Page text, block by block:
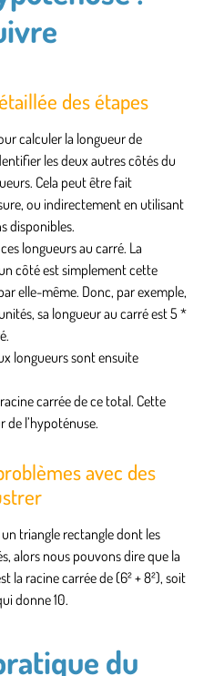
des étapes
calculer la longueur de
les deux autres côtés du
Cela peut être fait
ou indirectement en utilisant
disponibles.
longueurs au carré. La
côté est simplement cette
elle-même. Donc, par exemple,
sa longueur au carré est 5 *
longueurs sont ensuite
carrée de ce total. Cette
de l’hypoténuse.
avec des
triangle rectangle dont les
alors nous pouvons dire que la
la racine carrée de (6² + 8²), soit
donne 10.
du